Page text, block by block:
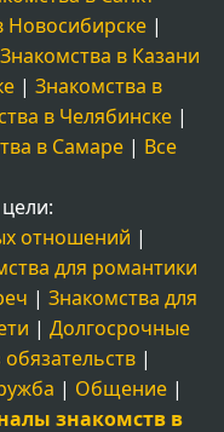
Новосибирске|
Знакомства в Казани
| Знакомства в
в Челябинске|
в Самаре| Все
отношений |
для романтики
| Знакомства для
| Долгосрочные
|
| Общение |
знакомств в